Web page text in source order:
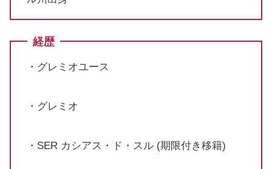
経歴
・グレミオユース
・グレミオ
・SER カシアス・ド・スル (期限付き移籍)